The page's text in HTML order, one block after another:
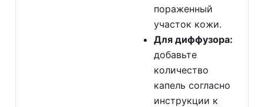
пораженный
участок кожи.
Для диффузора:
добавьте
количество
капель согласно
инструкции к